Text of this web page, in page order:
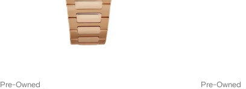
Pre-Owned Pre-Owned